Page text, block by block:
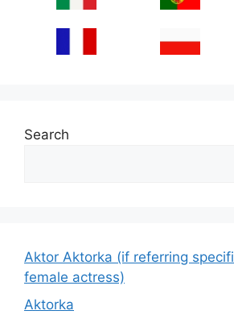
Search
Aktor Aktorka (if referring
female actress)
Aktorka